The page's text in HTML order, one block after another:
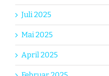
Juli 2025
Mai 2025
April 2025